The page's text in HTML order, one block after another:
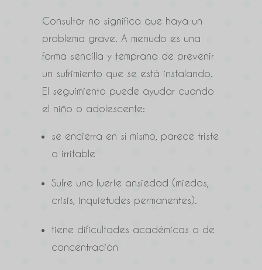
Consultar no significa que haya un
problema grave. A menudo es una
forma sencilla y temprana de prevenir
un sufrimiento que se está instalando.
El seguimiento puede ayudar cuando
el niño o adolescente:
se encierra en sí mismo, parece triste
o irritable
Sufre una fuerte ansiedad (miedos,
crisis, inquietudes permanentes).
tiene dificultades académicas o de
concentración